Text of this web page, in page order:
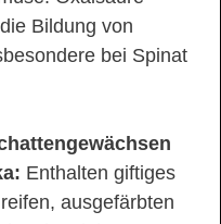
Bildung von
bei Spinat
Enthalten giftiges
ausgefärbten